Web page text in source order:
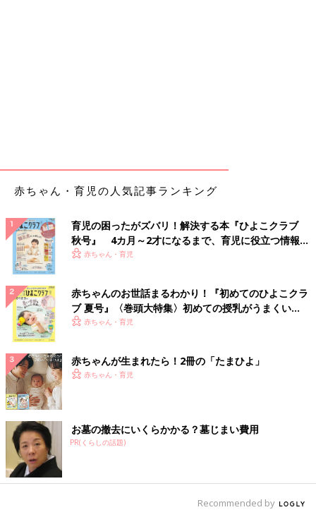
赤ちゃん・育児の人気記事ランキング
育児の困ったがズバリ！解決する本『ひよこクラブ
秋号』 4カ月～2才になるまで、育児に役立つ情報が
いっぱい！
赤ちゃん・育児
赤ちゃんのお世話まるわかり！『初めてのひよこクラ
ブ 夏号』〈巻頭大特集〉初めての授乳がうまくい
く！ おっぱい・ミルクの基本と夏のトラブル 解決テ
赤ちゃん・育児
赤ちゃんが生まれたら！2冊の「たまひよ」
赤ちゃん・育児
お墓の撤去にいくらかかる？墓じまい費用
PR(くらしの話題)
Recommended by